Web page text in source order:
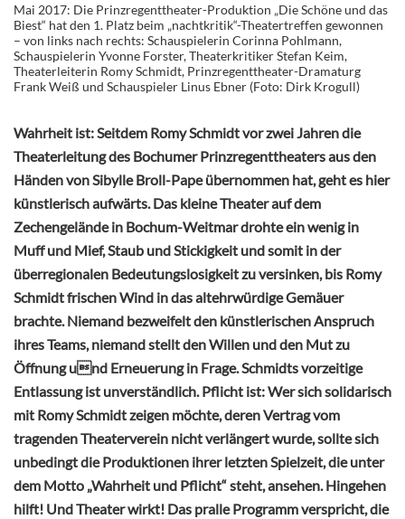
Mai 2017: Die Prinzregenttheater-Produktion „Die Schöne und das
Biest“ hat den 1. Platz beim „nachtkritik“-Theatertreffen gewonnen
– von links nach rechts: Schauspielerin Corinna Pohlmann,
Schauspielerin Yvonne Forster, Theaterkritiker Stefan Keim,
Theaterleiterin Romy Schmidt, Prinzregenttheater-Dramaturg
Frank Weiß und Schauspieler Linus Ebner (Foto: Dirk Krogull)
Wahrheit ist: Seitdem Romy Schmidt vor zwei Jahren die
Theaterleitung des Bochumer Prinzregenttheaters aus den
Händen von Sibylle Broll-Pape übernommen hat, geht es hier
künstlerisch aufwärts. Das kleine Theater auf dem
Zechengelände in Bochum-Weitmar drohte ein wenig in
Muff und Mief, Staub und Stickigkeit und somit in der
überregionalen Bedeutungslosigkeit zu versinken, bis Romy
Schmidt frischen Wind in das altehrwürdige Gemäuer
brachte. Niemand bezweifelt den künstlerischen Anspruch
ihres Teams, niemand stellt den Willen und den Mut zu
Öffnung und Erneuerung in Frage. Schmidts vorzeitige
Entlassung ist unverständlich. Pflicht ist: Wer sich solidarisch
mit Romy Schmidt zeigen möchte, deren Vertrag vom
tragenden Theaterverein nicht verlängert wurde, sollte sich
unbedingt die Produktionen ihrer letzten Spielzeit, die unter
dem Motto „Wahrheit und Pflicht“ steht, ansehen. Hingehen
hilft! Und Theater wirkt! Das pralle Programm verspricht, die